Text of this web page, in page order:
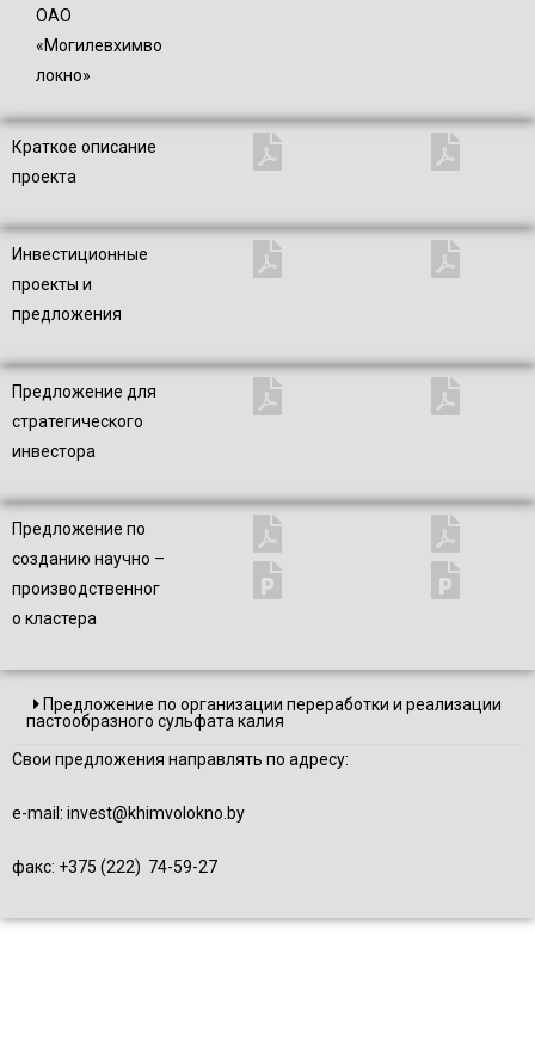
ОАО
«Могилевхимво
локно»
Краткое описание
проекта
Инвестиционные
проекты и
предложения
Предложение для
стратегического
инвестора
Предложение по
созданию научно –
производственног
о кластера
Предложение по организации переработки и реализации
пастообразного сульфата калия
Свои предложения направлять по адресу:
e-mail: invest@khimvolokno.by
факс: +375 (222) 74-59-27